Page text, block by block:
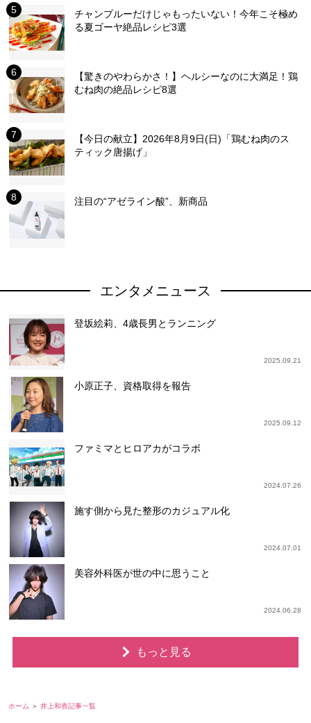
チャンプルーだけじゃもったいない！今年こそ極め
る夏ゴーヤ絶品レシピ3選
【驚きのやわらかさ！】ヘルシーなのに大満足！鶏
むね肉の絶品レシピ8選
【今日の献立】2026年8月9日(日)「鶏むね肉のス
ティック唐揚げ」
注目の“アゼライン酸”、新商品
エンタメニュース
登坂絵莉、4歳長男とランニング
2025.09.21
小原正子、資格取得を報告
2025.09.12
ファミマとヒロアカがコラボ
2024.07.26
施す側から見た整形のカジュアル化
2024.07.01
美容外科医が世の中に思うこと
2024.06.28
もっと見る
ホーム 井上和香記事一覧